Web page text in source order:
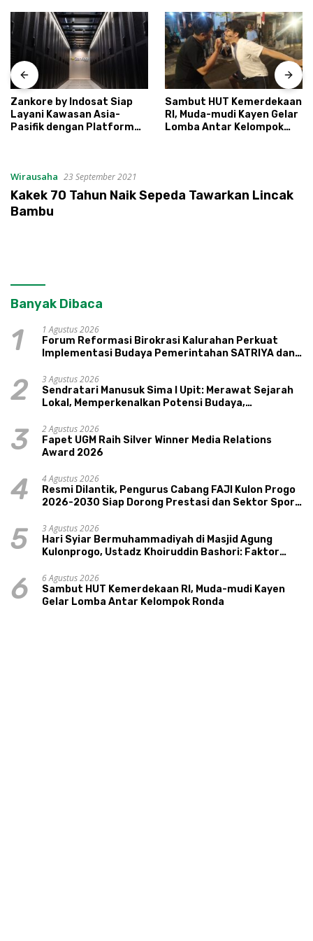
Zankore by Indosat Siap
Layani Kawasan Asia-
Pasifik dengan Platform
Sambut HUT Kemerdekaan
RI, Muda-mudi Kayen Gelar
Lomba Antar Kelompok
Wirausaha 23 September 2021
Kakek 70 Tahun Naik Sepeda Tawarkan Lincak
Bambu
Banyak Dibaca
1
1 Agustus 2026
Forum Reformasi Birokrasi Kalurahan Perkuat
Implementasi Budaya Pemerintahan SATRIYA dan
2
3 Agustus 2026
Sendratari Manusuk Sima I Upit: Merawat Sejarah
Lokal, Memperkenalkan Potensi Budaya,
3
2 Agustus 2026
Fapet UGM Raih Silver Winner Media Relations
Award 2026
4
4 Agustus 2026
Resmi Dilantik, Pengurus Cabang FAJI Kulon Progo
2026-2030 Siap Dorong Prestasi dan Sektor Sport
5
3 Agustus 2026
Hari Syiar Bermuhammadiyah di Masjid Agung
Kulonprogo, Ustadz Khoiruddin Bashori: Faktor
6
6 Agustus 2026
Sambut HUT Kemerdekaan RI, Muda-mudi Kayen
Gelar Lomba Antar Kelompok Ronda